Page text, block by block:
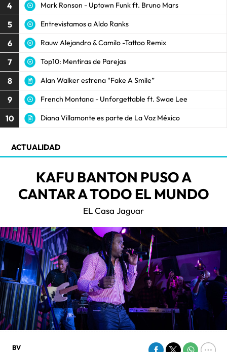
4 Mark Ronson - Uptown Funk ft. Bruno Mars
5 Entrevistamos a Aldo Ranks
6 Rauw Alejandro & Camilo -Tattoo Remix
7 Top10: Mentiras de Parejas
8 Alan Walker estrena “Fake A Smile”
9 French Montana - Unforgettable ft. Swae Lee
10 Diana Villamonte es parte de La Voz México
ACTUALIDAD
KAFU BANTON PUSO A
CANTAR A TODO EL MUNDO
EL Casa Jaguar
BV